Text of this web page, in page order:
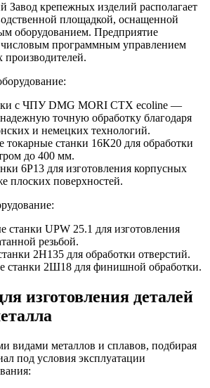
Завод крепежных изделий располагает
площадкой, оснащенной
оборудованием. Предприятие
числовым программным управлением
с ЧПУ DMG MORI CTX ecoline —
точную обработку благодаря
и немецких технологий.
токарные станки 16К20 для обработки
до 400 мм.
6Р13 для изготовления корпусных
плоских поверхностей.
станки UPW 25.1 для изготовления
резьбой.
2Н135 для обработки отверстий.
станки 2Ш18 для финишной обработки.
изготовления деталей
видами металлов и сплавов, подбирая
под условия эксплуатации